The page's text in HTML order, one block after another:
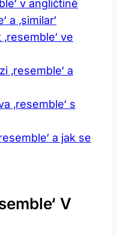
v angličtině
a ‚similar‘
ve
‚resemble‘ a
‚resemble‘ s
a jak se
V